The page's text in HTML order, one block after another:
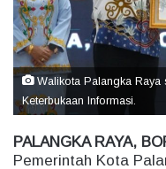
m
a
l
Walikota Palangka Raya
Keterbukaan Informasi.
PALANGKA RAYA,
Pemerintah Kota